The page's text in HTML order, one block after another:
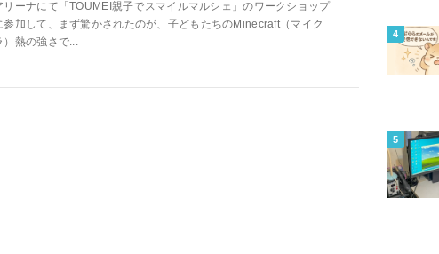
リーナにて「TOUMEI親子でスマイルマルシェ」のワークショップ
参加して、まず驚かされたのが、子どもたちのMinecraft（マイク
）熱の強さで...